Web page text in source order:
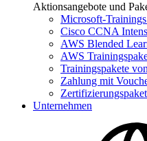
Aktionsangebote und
Microsoft-
Cisco CCNA
AWS Blended
AWS
Trainingspakete
Zahlung mit
Unternehmen